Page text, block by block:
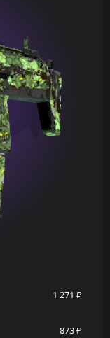
1 271 ₽
873 ₽